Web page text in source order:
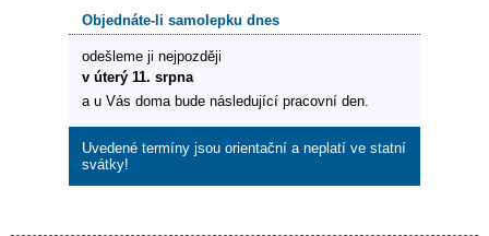
Objednáte-li samolepku dnes
odešleme ji nejpozději
v úterý 11. srpna
a u Vás doma bude následující pracovní den.
Uvedené termíny jsou orientační a neplatí ve statní
svátky!